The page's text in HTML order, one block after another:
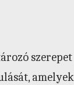
amelyek